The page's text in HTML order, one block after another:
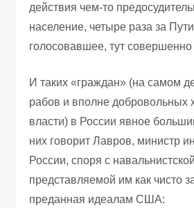
действия чем-то
население, четыре раза за
голосовавшее, тут
И таких «граждан» (на самом
рабов и вполне добровольных
власти) в России явное
них говорит Лавров, министр
России, споря с
представляемой им как чисто
преданная идеалам США: